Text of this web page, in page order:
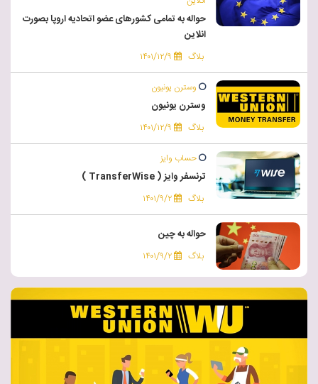
حواله به تمامی کشورهای عضو اتحادیه اروپا بصورت
انلاین
بلاگ ۱۴۰۱/۱۲/۹
وسترن یونیون
وسترن یونیون
بلاگ ۱۴۰۱/۱۲/۹
حساب وایز
ترنسفر وایز ( TransferWise )
بلاگ ۱۴۰۱/۹/۲
حواله به چین
بلاگ ۱۴۰۱/۹/۲